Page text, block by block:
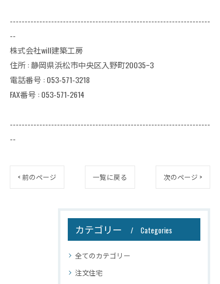
--------------------------------------------------------------------
--
株式会社will建築工房
住所 : 静岡県浜松市中央区入野町20035ｰ3
電話番号 : 053-571-3218
FAX番号 : 053-571-2614
--------------------------------------------------------------------
--
< 前のページ 一覧に戻る 次のページ >
カテゴリー Categories
全てのカテゴリー
注文住宅